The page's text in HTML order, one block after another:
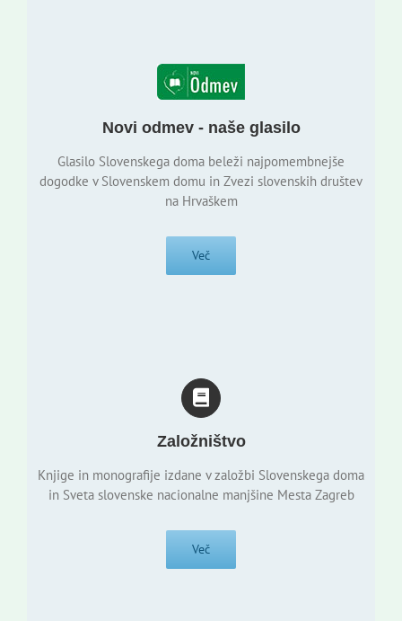
Novi odmev - naše glasilo
Glasilo Slovenskega doma beleži najpomembnejše
dogodke v Slovenskem domu in Zvezi slovenskih društev
na Hrvaškem
Več
Založništvo
Knjige in monografije izdane v založbi Slovenskega doma
in Sveta slovenske nacionalne manjšine Mesta Zagreb
Več